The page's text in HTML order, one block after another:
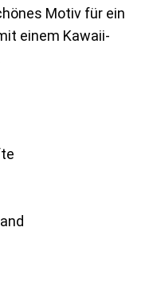
Motiv für ein
einem Kawaii-